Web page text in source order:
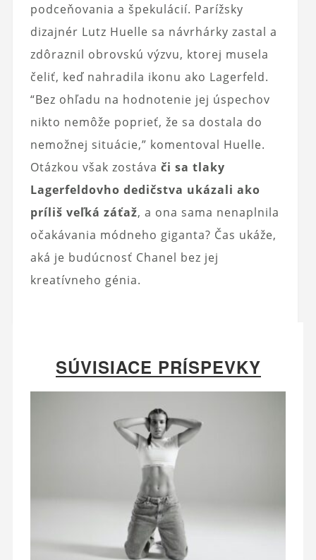
podceňovania a špekulácií. Parížsky
dizajnér Lutz Huelle sa návrhárky zastal a
zdôraznil obrovskú výzvu, ktorej musela
čeliť, keď nahradila ikonu ako Lagerfeld.
“Bez ohľadu na hodnotenie jej úspechov
nikto nemôže poprieť, že sa dostala do
nemožnej situácie,” komentoval Huelle.
Otázkou však zostáva či sa tlaky
Lagerfeldovho dedičstva ukázali ako
príliš veľká záťaž, a ona sama nenaplnila
očakávania módneho giganta? Čas ukáže,
aká je budúcnosť Chanel bez jej
kreatívneho génia.
SÚVISIACE PRÍSPEVKY